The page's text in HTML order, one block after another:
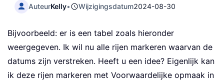
AuteurKelly• Wijzigingsdatum2024-08-30
Bijvoorbeeld: er is een tabel zoals hieronder
weergegeven. Ik wil nu alle rijen markeren waarvan de
datums zijn verstreken. Heeft u een idee? Eigenlijk kan
ik deze rijen markeren met Voorwaardelijke opmaak in